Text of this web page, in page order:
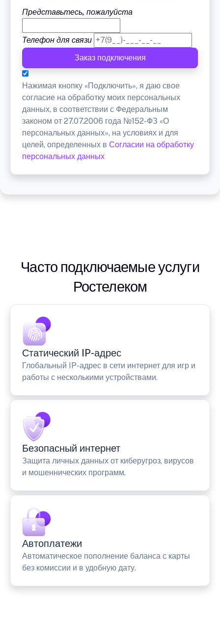
Представьтесь, пожалуйста
Телефон для связи
Заказ подключения
Нажимая кнопку «Подключить», я даю свое
согласие на обработку моих персональных
данных, в соответствии с Федеральным
законом от 27.07.2006 года №152-ФЗ «О
персональных данных», на условиях и для
целей, определенных в Согласии на обработку
персональных данных
Часто подключаемые услуги
Ростелеком
Статический IP-адрес
Глобальный IP-адрес в сети интернет для игр и
работы с несколькими устройствами.
Безопасный интернет
Защита личных данных от киберугроз, вирусов
и мошеннических программ.
Автоплатежи
Автоматическое пополнение баланса с карты
без комиссии и в удобную дату.